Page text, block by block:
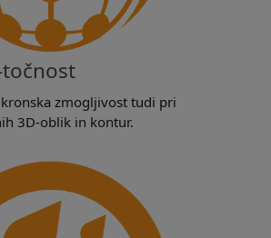
zmogljivost tudi pri
3D-oblik in kontur.